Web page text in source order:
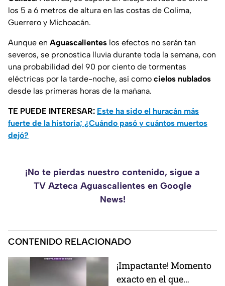
los 5 a 6 metros de altura en las costas de Colima,
Guerrero y Michoacán.
Aunque en Aguascalientes los efectos no serán tan
severos, se pronostica lluvia durante toda la semana, con
una probabilidad del 90 por ciento de tormentas
eléctricas por la tarde-noche, así como cielos nublados
desde las primeras horas de la mañana.
TE PUEDE INTERESAR: Este ha sido el huracán más
fuerte de la historia; ¿Cuándo pasó y cuántos muertos
dejó?
¡No te pierdas nuestro contenido, sigue a
TV Azteca Aguascalientes en Google
News!
CONTENIDO RELACIONADO
¡Impactante! Momento
exacto en el que